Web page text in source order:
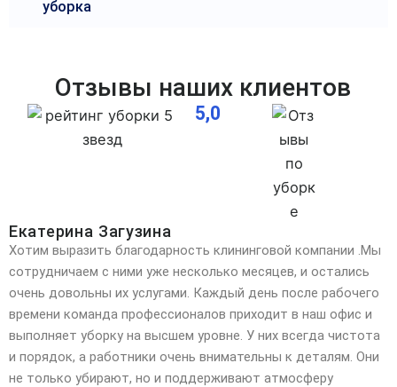
уборка
Отзывы наших клиентов
5,0
Екатерина Загузина
Хотим выразить благодарность клининговой компании .Мы
сотрудничаем с ними уже несколько месяцев, и остались
очень довольны их услугами. Каждый день после рабочего
времени команда профессионалов приходит в наш офис и
выполняет уборку на высшем уровне. У них всегда чистота
и порядок, а работники очень внимательны к деталям. Они
не только убирают, но и поддерживают атмосферу